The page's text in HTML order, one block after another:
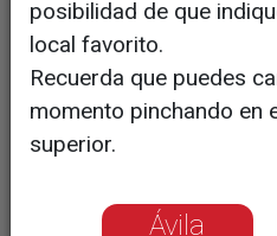
del Casco
posibilidad de que
local favorito.
Recuerda que puedes
momento pinchando en
superior.
Ávila